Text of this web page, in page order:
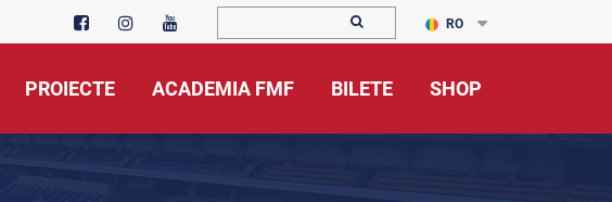
RO
PROIECTE ACADEMIA FMF BILETE SHOP